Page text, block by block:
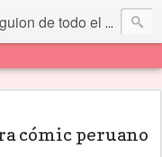
todo el mundo... Y más.
cómic peruano